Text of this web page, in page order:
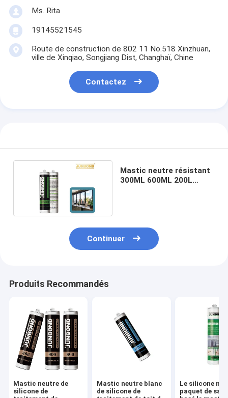
Ms. Rita
19145521545
Route de construction de 802 11 No.518 Xinzhuan,
ville de Xinqiao, Songjiang Dist, Changhaï, Chine
Contactez
Mastic neutre résistant
300ML 600ML 200L
Continuer
Produits Recommandés
Mastic neutre de
silicone de
Mastic neutre blanc
de silicone de
Le silicone
paquet de